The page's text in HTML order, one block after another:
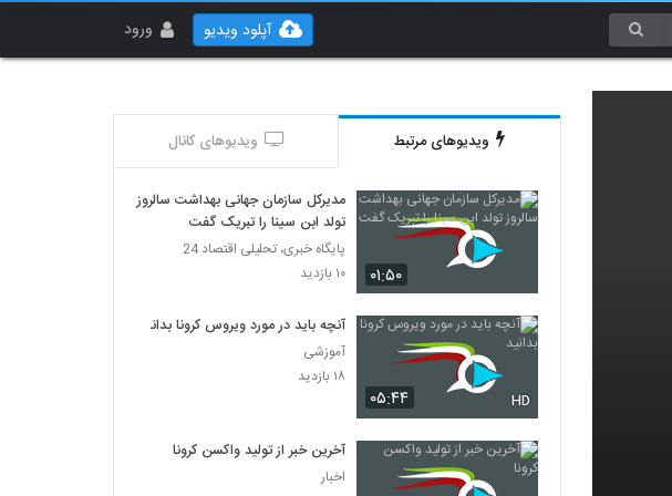
ورود آپلود ویدیو
ویدیوهای مرتبط ویدیوهای کانال
۰۱:۵۰
مدیرکل سازمان جهانی بهداشت سالروز
تولد ابن سینا را تبریک گفت
پایگاه خبری، تحلیلی اقتصاد 24
۱۰ بازدید
۰۵:۴۴ HD
آنچه باید در مورد ویروس کرونا بدانید
آموزشی
۱۸ بازدید
آخرین خبر از تولید واکسن کرونا
اخبار